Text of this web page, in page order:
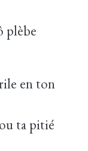
plèbe
en ton
ta pitié